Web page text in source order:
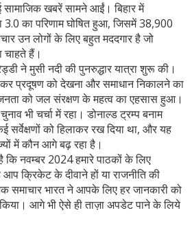
खबरें सामने आईं। बिहार में
3.0 का परिणाम घोषित हुआ, जिसमें 38,900
उन लोगों के लिए बहुत मददगार है जो
चाहते हैं।
ने मुसी नदी की पुनरुद्धार यात्रा शुरू की।
प्रदूषण को देखना और समाधान निकालने का
को जल संरक्षण के महत्व का एहसास हुआ।
भी चर्चा में रहा। डोनाल्ड ट्रम्प बनाम
को हिलाकर रख दिया था, और यह
में कौन आगे बढ़ रहा है।
कि नवम्बर 2024 हमारे पाठकों के लिए
आप क्रिकेट के दीवाने हों या राजनीति की
समाचार भारत ने आपके लिए हर जानकारी को
आगे भी ऐसे ही ताज़ा अपडेट पाने के लिये